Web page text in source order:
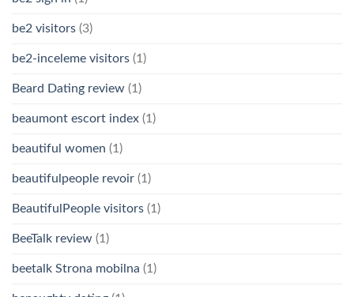
be2 visitors (3)
be2-inceleme visitors (1)
Beard Dating review (1)
beaumont escort index (1)
beautiful women (1)
beautifulpeople revoir (1)
BeautifulPeople visitors (1)
BeeTalk review (1)
beetalk Strona mobilna (1)